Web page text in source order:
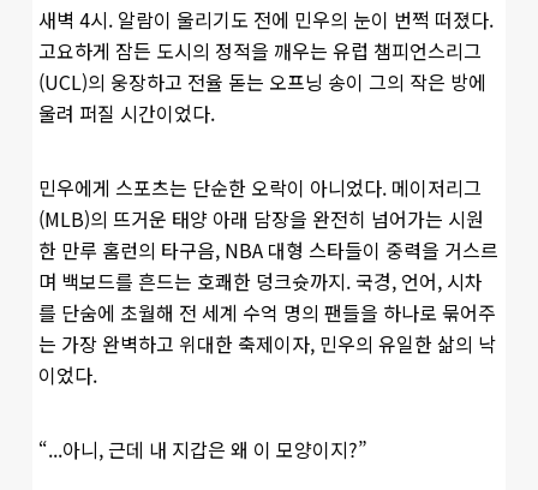
새벽 4시. 알람이 울리기도 전에 민우의 눈이 번쩍 떠졌다.
고요하게 잠든 도시의 정적을 깨우는 유럽 챔피언스리그
(UCL)의 웅장하고 전율 돋는 오프닝 송이 그의 작은 방에
울려 퍼질 시간이었다.
민우에게 스포츠는 단순한 오락이 아니었다. 메이저리그
(MLB)의 뜨거운 태양 아래 담장을 완전히 넘어가는 시원
한 만루 홈런의 타구음, NBA 대형 스타들이 중력을 거스르
며 백보드를 흔드는 호쾌한 덩크슛까지. 국경, 언어, 시차
를 단숨에 초월해 전 세계 수억 명의 팬들을 하나로 묶어주
는 가장 완벽하고 위대한 축제이자, 민우의 유일한 삶의 낙
이었다.
“...아니, 근데 내 지갑은 왜 이 모양이지?”